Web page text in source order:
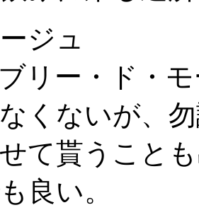
ジュ
リー・ド・
くないが、
て貰うこと
良い。